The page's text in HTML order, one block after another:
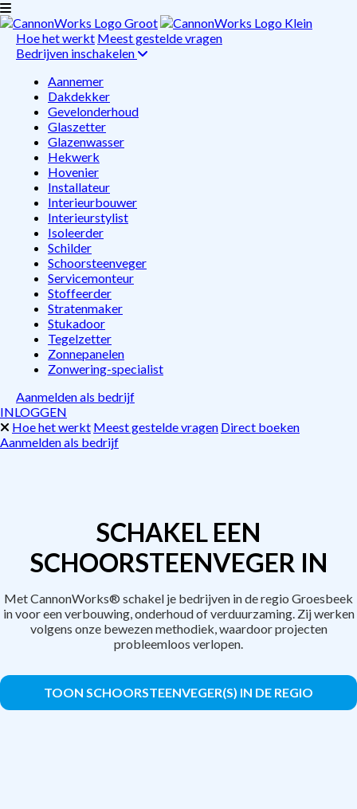
Hoe het werkt Meest gestelde vragen
Bedrijven inschakelen
Aannemer
Dakdekker
Gevelonderhoud
Glaszetter
Glazenwasser
Hekwerk
Hovenier
Installateur
Interieurbouwer
Interieurstylist
Isoleerder
Schilder
Schoorsteenveger
Servicemonteur
Stoffeerder
Stratenmaker
Stukadoor
Tegelzetter
Zonnepanelen
Zonwering-specialist
Aanmelden als bedrijf
INLOGGEN
Hoe het werkt Meest gestelde vragen Direct boeken
Aanmelden als bedrijf
SCHAKEL EEN
SCHOORSTEENVEGER IN
Met CannonWorks® schakel je bedrijven in de regio Groesbeek
in voor een verbouwing, onderhoud of verduurzaming. Zij werken
volgens onze bewezen methodiek, waardoor projecten
probleemloos verlopen.
TOON SCHOORSTEENVEGER(S) IN DE REGIO